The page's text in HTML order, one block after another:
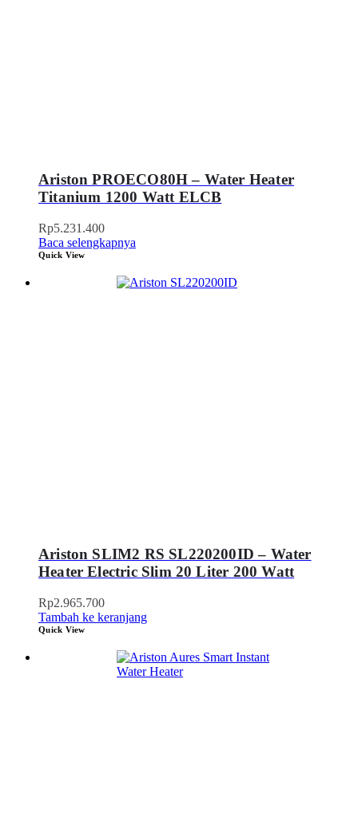
Ariston PROECO80H – Water Heater
Titanium 1200 Watt ELCB
Rp5.231.400
Baca selengkapnya
Quick View
Ariston SLIM2 RS SL220200ID – Water
Heater Electric Slim 20 Liter 200 Watt
Rp2.965.700
Tambah ke keranjang
Quick View